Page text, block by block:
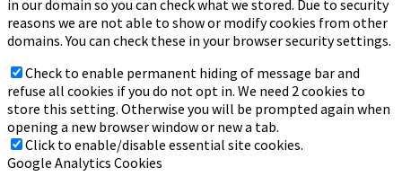
in our domain so you can check what we stored. Due to security
reasons we are not able to show or modify cookies from other
domains. You can check these in your browser security settings.
Check to enable permanent hiding of message bar and
refuse all cookies if you do not opt in. We need 2 cookies to
store this setting. Otherwise you will be prompted again when
opening a new browser window or new a tab.
Click to enable/disable essential site cookies.
Google Analytics Cookies